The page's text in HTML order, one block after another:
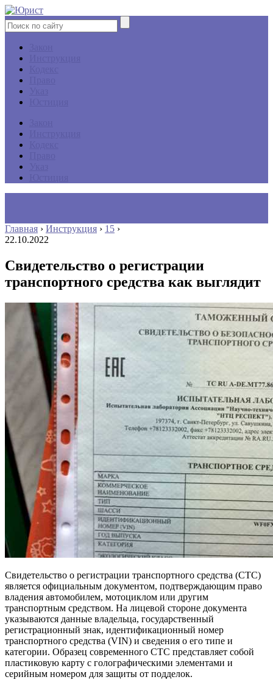
Главная › Инструкция › 15 ›
22.10.2022
Свидетельство о регистрации
транспортного средства как выглядит
Свидетельство о регистрации транспортного средства (СТС)
является официальным документом, подтверждающим право
владения автомобилем, мотоциклом или другим
транспортным средством. На лицевой стороне документа
указываются данные владельца, государственный
регистрационный знак, идентификационный номер
транспортного средства (VIN) и сведения о его типе и
категории. Образец современного СТС представляет собой
пластиковую карту с голографическими элементами и
серийным номером для защиты от подделок.